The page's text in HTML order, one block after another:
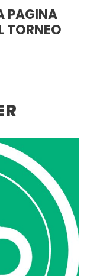
PAGINA
TORNEO